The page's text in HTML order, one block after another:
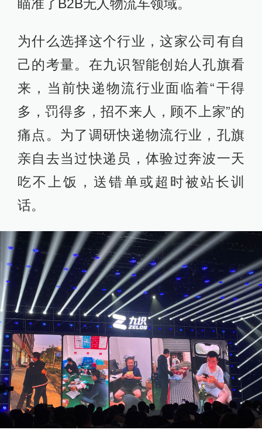
瞄准了B2B无人物流车领域。
为什么选择这个行业，这家公司有自
己的考量。在九识智能创始人孔旗看
来，当前快递物流行业面临着“干得
多，罚得多，招不来人，顾不上家”的
痛点。为了调研快递物流行业，孔旗
亲自去当过快递员，体验过奔波一天
吃不上饭，送错单或超时被站长训
话。